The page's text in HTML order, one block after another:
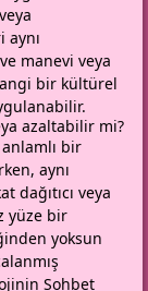
aynı
manevi veya
bir kültürel
azaltabilir mi?
bir
aynı
dağıtıcı veya
yüze bir
yoksun
Sohbet